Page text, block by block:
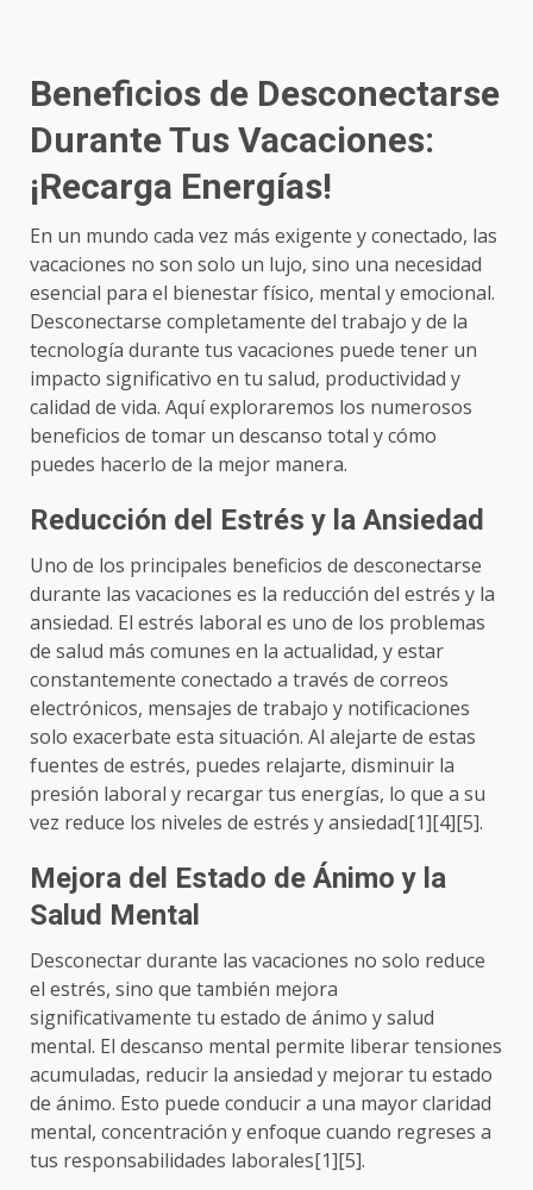
Beneficios de Desconectarse
Durante Tus Vacaciones:
¡Recarga Energías!
En un mundo cada vez más exigente y conectado, las
vacaciones no son solo un lujo, sino una necesidad
esencial para el bienestar físico, mental y emocional.
Desconectarse completamente del trabajo y de la
tecnología durante tus vacaciones puede tener un
impacto significativo en tu salud, productividad y
calidad de vida. Aquí exploraremos los numerosos
beneficios de tomar un descanso total y cómo
puedes hacerlo de la mejor manera.
Reducción del Estrés y la Ansiedad
Uno de los principales beneficios de desconectarse
durante las vacaciones es la reducción del estrés y la
ansiedad. El estrés laboral es uno de los problemas
de salud más comunes en la actualidad, y estar
constantemente conectado a través de correos
electrónicos, mensajes de trabajo y notificaciones
solo exacerbate esta situación. Al alejarte de estas
fuentes de estrés, puedes relajarte, disminuir la
presión laboral y recargar tus energías, lo que a su
vez reduce los niveles de estrés y ansiedad[1][4][5].
Mejora del Estado de Ánimo y la
Salud Mental
Desconectar durante las vacaciones no solo reduce
el estrés, sino que también mejora
significativamente tu estado de ánimo y salud
mental. El descanso mental permite liberar tensiones
acumuladas, reducir la ansiedad y mejorar tu estado
de ánimo. Esto puede conducir a una mayor claridad
mental, concentración y enfoque cuando regreses a
tus responsabilidades laborales[1][5].